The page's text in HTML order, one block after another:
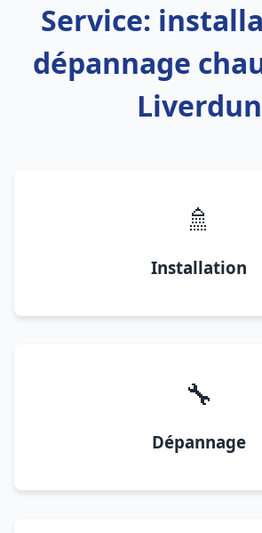
Service:
dépannage
Liverdun
🚿
Installation
🔧
Dépannage